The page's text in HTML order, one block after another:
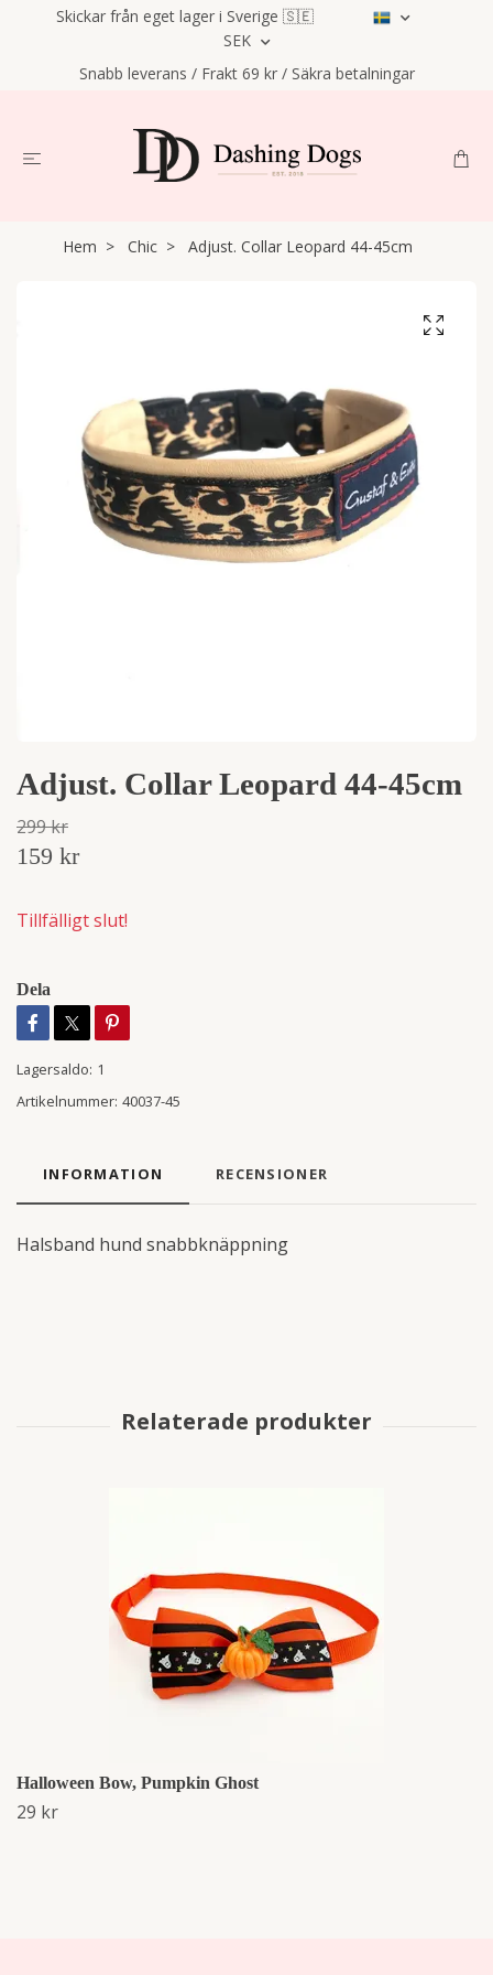
Skickar från eget lager i Sverige 🇸🇪
SEK
Snabb leverans / Frakt 69 kr / Säkra betalningar
Hem Chic Adjust. Collar Leopard 44-45cm
Adjust. Collar Leopard 44-45cm
299 kr
159 kr
Tillfälligt slut!
Dela
Lagersaldo: 1
Artikelnummer: 40037-45
INFORMATION RECENSIONER
Halsband hund snabbknäppning
Halloween Bow, Pumpkin Ghost
29 kr